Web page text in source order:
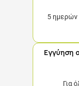
5 ημερών
Εγγύηση
Για